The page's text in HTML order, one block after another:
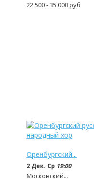
22 500 - 35 000руб
Оренбургский...
2 Дек. Ср 19:00
Московский...